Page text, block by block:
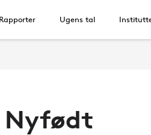
Rapporter Ugens tal
Nyfødt